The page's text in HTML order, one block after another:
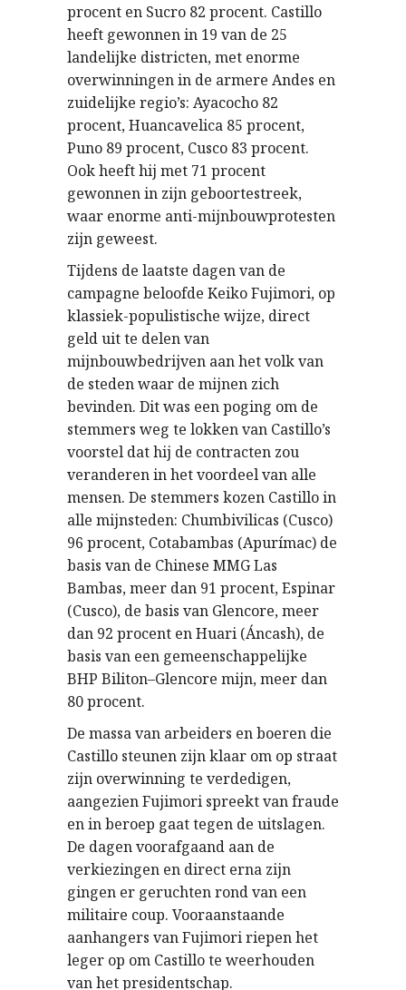
procent en Sucro 82 procent. Castillo
heeft gewonnen in 19 van de 25
landelijke districten, met enorme
overwinningen in de armere Andes en
zuidelijke regio’s: Ayacocho 82
procent, Huancavelica 85 procent,
Puno 89 procent, Cusco 83 procent.
Ook heeft hij met 71 procent
gewonnen in zijn geboortestreek,
waar enorme anti-mijnbouwprotesten
zijn geweest.
Tijdens de laatste dagen van de
campagne beloofde Keiko Fujimori, op
klassiek-populistische wijze, direct
geld uit te delen van
mijnbouwbedrijven aan het volk van
de steden waar de mijnen zich
bevinden. Dit was een poging om de
stemmers weg te lokken van Castillo’s
voorstel dat hij de contracten zou
veranderen in het voordeel van alle
mensen. De stemmers kozen Castillo in
alle mijnsteden: Chumbivilicas (Cusco)
96 procent, Cotabambas (Apurímac) de
basis van de Chinese MMG Las
Bambas, meer dan 91 procent, Espinar
(Cusco), de basis van Glencore, meer
dan 92 procent en Huari (Áncash), de
basis van een gemeenschappelijke
BHP Biliton–Glencore mijn, meer dan
80 procent.
De massa van arbeiders en boeren die
Castillo steunen zijn klaar om op straat
zijn overwinning te verdedigen,
aangezien Fujimori spreekt van fraude
en in beroep gaat tegen de uitslagen.
De dagen voorafgaand aan de
verkiezingen en direct erna zijn
gingen er geruchten rond van een
militaire coup. Vooraanstaande
aanhangers van Fujimori riepen het
leger op om Castillo te weerhouden
van het presidentschap.